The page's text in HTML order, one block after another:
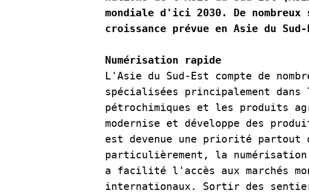
mondiale d'ici 2030. De
croissance prévue en Asie du
Numérisation rapide
L'Asie du Sud-Est compte de
spécialisées principalement
pétrochimiques et les produits
modernise et développe des
est devenue une priorité partout
particulièrement, la
a facilité l'accès aux marchés
internationaux. Sortir des